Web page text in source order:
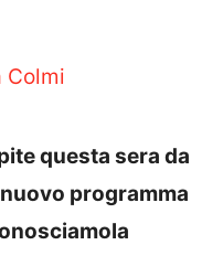
Colmi
questa sera da
programma